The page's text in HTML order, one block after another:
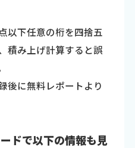
以下任意の桁を四捨五
積み上げ計算すると誤
後に無料レポートより
ドで以下の情報も見